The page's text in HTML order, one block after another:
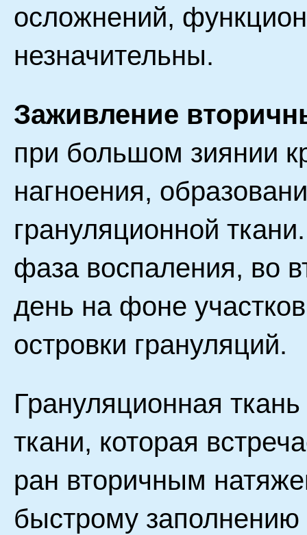
осложнений,
незначительны.
Заживление
при большом зиянии
нагноения,
грануляционной
фаза воспаления, во
день на фоне
островки грануляций.
Грануляционная
ткани, которая
ран вторичным
быстрому